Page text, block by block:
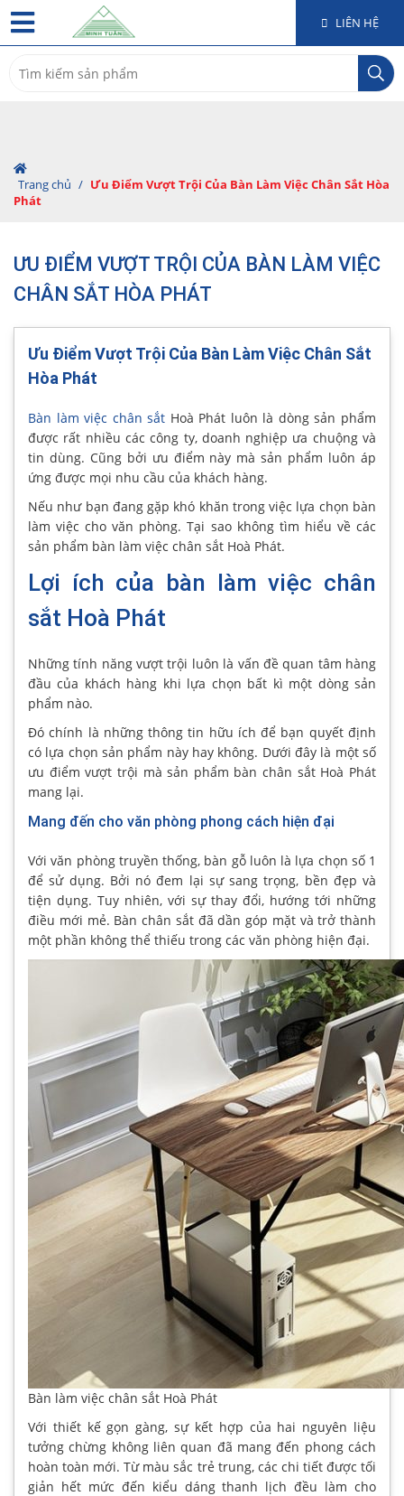
LIÊN HỆ
for:
Trang chủ / Ưu Điểm Vượt Trội Của Bàn Làm Việc Chân Sắt Hòa
Phát
ƯU ĐIỂM VƯỢT TRỘI CỦA BÀN LÀM VIỆC
CHÂN SẮT HÒA PHÁT
Ưu Điểm Vượt Trội Của Bàn Làm Việc Chân Sắt
Hòa Phát
Bàn làm việc chân sắt Hoà Phát luôn là dòng sản phẩm
được rất nhiều các công ty, doanh nghiệp ưa chuộng và
tin dùng. Cũng bởi ưu điểm này mà sản phẩm luôn áp
ứng được mọi nhu cầu của khách hàng.
Nếu như bạn đang gặp khó khăn trong việc lựa chọn bàn
làm việc cho văn phòng. Tại sao không tìm hiểu về các
sản phẩm bàn làm việc chân sắt Hoà Phát.
Lợi ích của bàn làm việc chân
sắt Hoà Phát
Những tính năng vượt trội luôn là vấn đề quan tâm hàng
đầu của khách hàng khi lựa chọn bất kì một dòng sản
phẩm nào.
Đó chính là những thông tin hữu ích để bạn quyết định
có lựa chọn sản phẩm này hay không. Dưới đây là một số
ưu điểm vượt trội mà sản phẩm bàn chân sắt Hoà Phát
mang lại.
Mang đến cho văn phòng phong cách hiện đại
Với văn phòng truyền thống, bàn gỗ luôn là lựa chọn số 1
để sử dụng. Bởi nó đem lại sự sang trọng, bền đẹp và
tiện dụng. Tuy nhiên, với sự thay đổi, hướng tới những
điều mới mẻ. Bàn chân sắt đã dần góp mặt và trở thành
một phần không thể thiếu trong các văn phòng hiện đại.
Bàn làm việc chân sắt Hoà Phát
Với thiết kế gọn gàng, sự kết hợp của hai nguyên liệu
tưởng chừng không liên quan đã mang đến phong cách
hoàn toàn mới. Từ màu sắc trẻ trung, các chi tiết được tối
giản hết mức đến kiểu dáng thanh lịch đều làm cho